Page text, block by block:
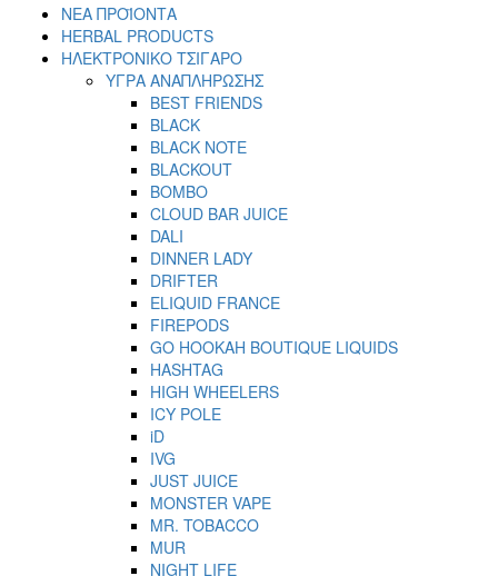
ΝΕΑ ΠΡΟΪΟΝΤΑ
HERBAL PRODUCTS
ΗΛΕΚΤΡΟΝΙΚΟ ΤΣΙΓΑΡΟ
ΥΓΡΑ ΑΝΑΠΛΗΡΩΣΗΣ
BEST FRIENDS
BLACK
BLACK NOTE
BLACKOUT
BOMBO
CLOUD BAR JUICE
DALI
DINNER LADY
DRIFTER
ELIQUID FRANCE
FIREPODS
GO HOOKAH BOUTIQUE LIQUIDS
HASHTAG
HIGH WHEELERS
ICY POLE
iD
IVG
JUST JUICE
MONSTER VAPE
MR. TOBACCO
MUR
NIGHT LIFE